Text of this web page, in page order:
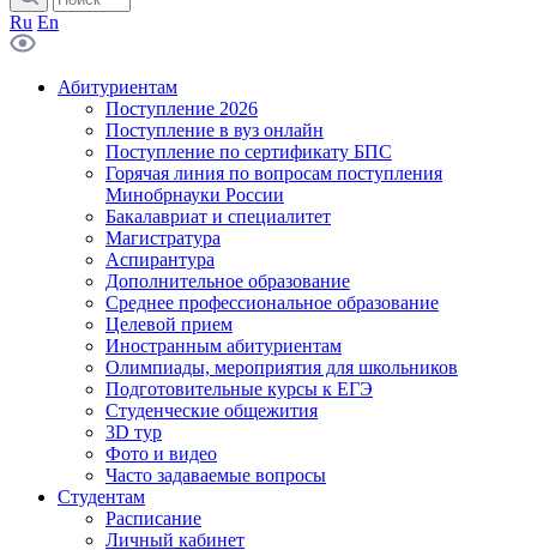
Ru En
Абитуриентам
Поступление 2026
Поступление в вуз онлайн
Поступление по сертификату БПС
Горячая линия по вопросам поступления
Минобрнауки России
Бакалавриат и специалитет
Магистратура
Аспирантура
Дополнительное образование
Среднее профессиональное образование
Целевой прием
Иностранным абитуриентам
Олимпиады, мероприятия для школьников
Подготовительные курсы к ЕГЭ
Студенческие общежития
3D тур
Фото и видео
Часто задаваемые вопросы
Студентам
Расписание
Личный кабинет